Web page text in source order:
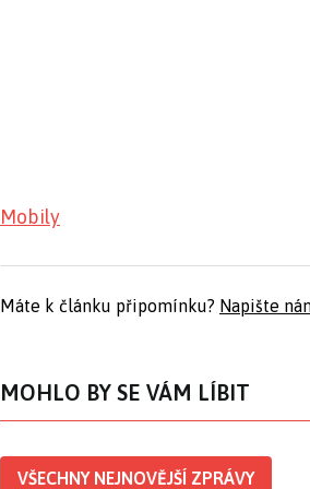
Mobily
Máte k článku připomínku? Napište
MOHLO BY SE VÁM LÍBIT
VŠECHNY NEJNOVĚJŠÍ ZPRÁVY